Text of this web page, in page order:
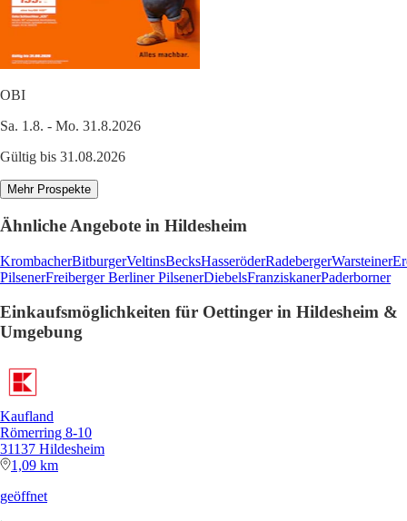
OBI
Sa. 1.8. - Mo. 31.8.2026
Gültig bis 31.08.2026
Mehr Prospekte
Ähnliche Angebote in Hildesheim
KrombacherBitburgerVeltinsBecksHasseröderRadebergerWarsteiner
PilsenerFreibergerBerliner PilsenerDiebelsFranziskanerPaderborner
Einkaufsmöglichkeiten für Oettinger in Hildesheim &
Umgebung
Kaufland
Römerring 8-10
31137 Hildesheim
1,09 km
geöffnet